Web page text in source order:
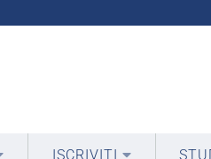
ISCRIVITI